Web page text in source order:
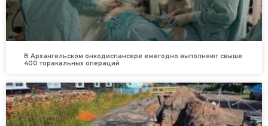
В Архангельском онкодиспансере ежегодно выполняют свыше
400 торакальных операций